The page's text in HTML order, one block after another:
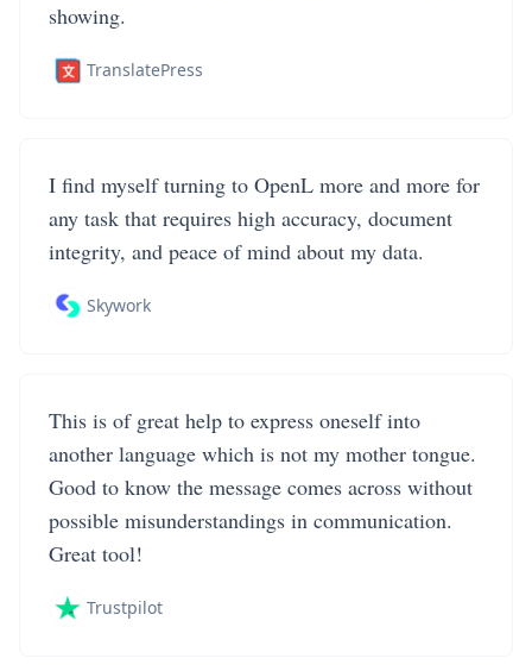
showing.
TranslatePress
I find myself turning to OpenL more and more for
any task that requires high accuracy, document
integrity, and peace of mind about my data.
Skywork
This is of great help to express oneself into
another language which is not my mother tongue.
Good to know the message comes across without
possible misunderstandings in communication.
Great tool!
Trustpilot